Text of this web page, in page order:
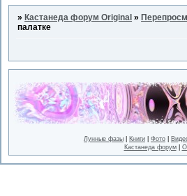
»Кастанеда форум Original »
палатке
Лунные фазы Книги Фото
Кастанеда форум|